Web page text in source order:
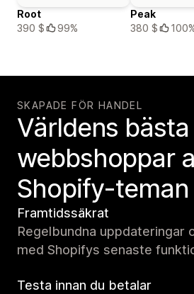
Root
390 $
99%
Peak
380 $
SKAPADE FÖR HANDEL
Världens bästa
webbshoppar
Shopify-teman
Framtidssäkrat
Regelbundna uppdateringar
med Shopifys senaste
Testa innan du betalar